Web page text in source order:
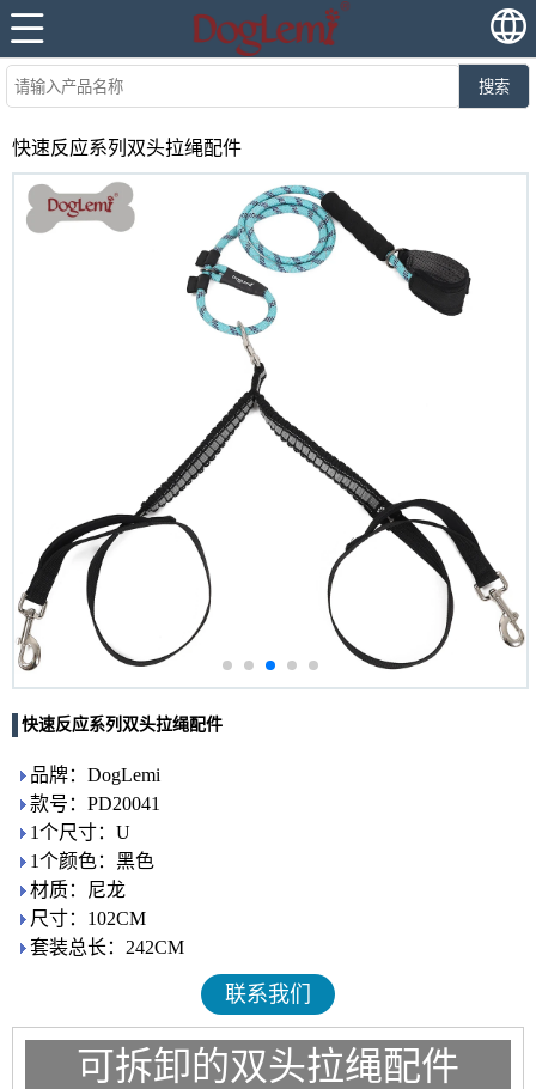
搜索
快速反应系列双头拉绳配件
快速反应系列双头拉绳配件
品牌：DogLemi
款号：PD20041
1个尺寸：U
1个颜色：黑色
材质：尼龙
尺寸：102CM
套装总长：242CM
联系我们
可拆卸的双头拉绳配件